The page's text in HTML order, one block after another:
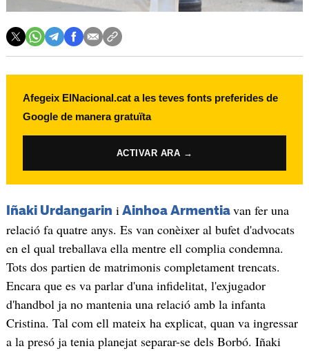
Afegeix ElNacional.cat a les teves fonts preferides de
Google de manera gratuïta
ACTIVAR ARA →
Iñaki Urdangarin i Ainhoa Armentia van fer una
relació fa quatre anys. Es van conèixer al bufet d'advocats
en el qual treballava ella mentre ell complia condemna.
Tots dos partien de matrimonis completament trencats.
Encara que es va parlar d'una infidelitat, l'exjugador
d'handbol ja no mantenia una relació amb la infanta
Cristina. Tal com ell mateix ha explicat, quan va ingressar
a la presó ja tenia planejat separar-se dels Borbó. Iñaki